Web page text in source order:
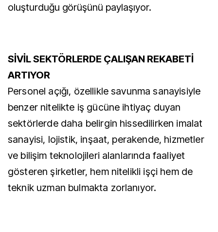
oluşturduğu görüşünü paylaşıyor.
SİVİL SEKTÖRLERDE ÇALIŞAN REKABETİ
ARTIYOR
Personel açığı, özellikle savunma sanayisiyle
benzer nitelikte iş gücüne ihtiyaç duyan
sektörlerde daha belirgin hissedilirken imalat
sanayisi, lojistik, inşaat, perakende, hizmetler
ve bilişim teknolojileri alanlarında faaliyet
gösteren şirketler, hem nitelikli işçi hem de
teknik uzman bulmakta zorlanıyor.